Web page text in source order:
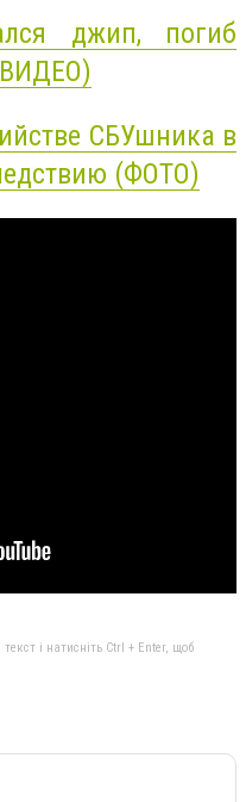
джип, погиб
СБУшника в
(ФОТО)
і натисніть Ctrl + Enter, щоб